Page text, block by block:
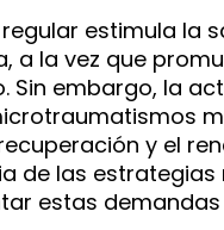
regular estimula la
a la vez que
Sin embargo, la
y el
de las
estas